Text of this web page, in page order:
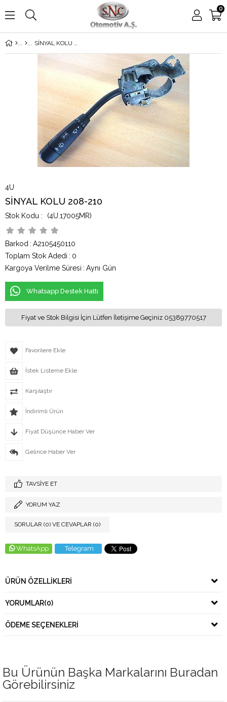
0
SİNYAL KOLU 208-210
4U
SİNYAL KOLU 208-210
(4U.17005MR)
Barkod : A2105450110
Toplam Stok Adedi : 0
Kargoya Verilme Süresi : Aynı Gün
Whatsapp Destek Hattı
Fiyat ve Stok Bilgisi İçin Lütfen İletişime Geçiniz 05389770517
Favorilere Ekle
İstek Listeme Ekle
Karşılaştır
İndirimli Ürün
Fiyat Düşünce Haber Ver
Gelince Haber Ver
TAVSIYE ET
YORUM YAZ
SORULAR (0) VE CEVAPLAR (0)
WhatsApp Telegram
ÜRÜN ÖZELLIKLERI
YORUMLAR(0)
ÖDEME SEÇENEKLERI
Bu Ürünün Başka Markalarını Buradan
Görebilirsiniz